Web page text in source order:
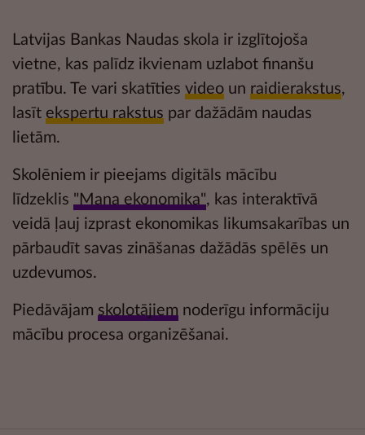
Latvijas Bankas Naudas skola ir izglītojoša
vietne, kas palīdz ikvienam uzlabot finanšu
pratību. Te vari skatīties video un raidierakstus,
lasīt ekspertu rakstus par dažādām naudas
lietām.
Skolēniem ir pieejams digitāls mācību
līdzeklis "Mana ekonomika", kas interaktīvā
veidā ļauj izprast ekonomikas likumsakarības un
pārbaudīt savas zināšanas dažādās spēlēs un
uzdevumos.
Piedāvājam skolotājiem noderīgu informāciju
mācību procesa organizēšanai.